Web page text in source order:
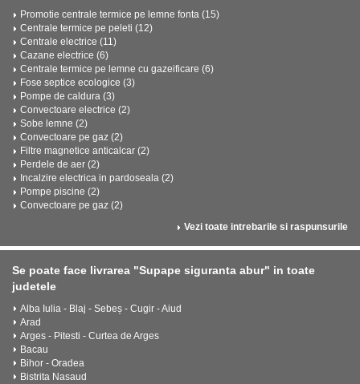
Promotie centrale termice pe lemne fonta (15)
Centrale termice pe peleti (12)
Centrale electrice (11)
Cazane electrice (6)
Centrale termice pe lemne cu gazeificare (6)
Fose septice ecologice (3)
Pompe de caldura (3)
Convectoare electrice (2)
Sobe lemne (2)
Convectoare pe gaz (2)
Filtre magnetice anticalcar (2)
Perdele de aer (2)
Incalzire electrica in pardoseala (2)
Pompe piscine (2)
Convectoare pe gaz (2)
Vezi toate intrebarile si raspunsurile
Se poate face livrarea "Supape siguranta abur" in toate
judetele
Alba Iulia - Blaj - Sebeș - Cugir - Aiud
Arad
Arges - Pitesti - Curtea de Arges
Bacau
Bihor - Oradea
Bistrita Nasaud